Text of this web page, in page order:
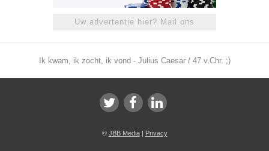
Uw advertentie hier? Mail ons
Ik kwam, ik zocht, ik vond - Julius Caesar / 47 v.Chr. ;)
© JBB Media| Privacy